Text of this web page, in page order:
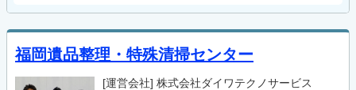
福岡遺品整理・特殊清掃センター
[運営会社] 株式会社ダイワテクノサービス